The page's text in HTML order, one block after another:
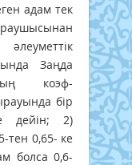
адам тек
Заңда
коэф-
бір
дейін; 2)
тен 0,65- ке
болса 0,6-